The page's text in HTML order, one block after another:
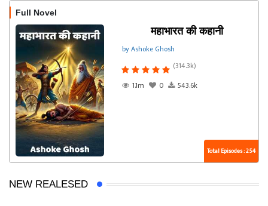
Full Novel
महाभारत की कहानी
by Ashoke Ghosh
(314.3k)
1.1m
0 543.6k
Total Episodes : 254
NEW REALESED